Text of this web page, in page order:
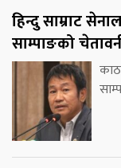
हिन्दु साम्राट
साम्पाङको